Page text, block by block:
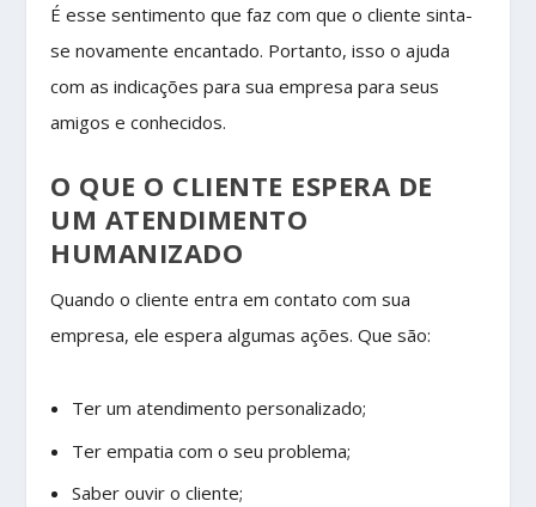
É esse sentimento que faz com que o cliente sinta-
se novamente encantado. Portanto, isso o ajuda
com as indicações para sua empresa para seus
amigos e conhecidos.
O QUE O CLIENTE ESPERA DE
UM ATENDIMENTO
HUMANIZADO
Quando o cliente entra em contato com sua
empresa, ele espera algumas ações. Que são:
Ter um atendimento personalizado;
Ter empatia com o seu problema;
Saber ouvir o cliente;